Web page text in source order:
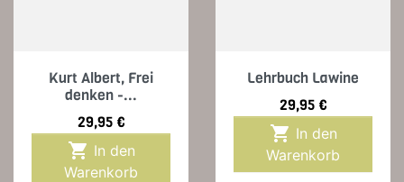
Kurt Albert, Frei
denken -...
Preis
29,95 €

Warenkorb
Lehrbuch Lawine
Preis
29,95 €

Warenkorb